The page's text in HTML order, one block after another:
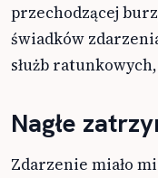
przechodzącej
świadków
służb
Nagłe
Zdarzenie miało